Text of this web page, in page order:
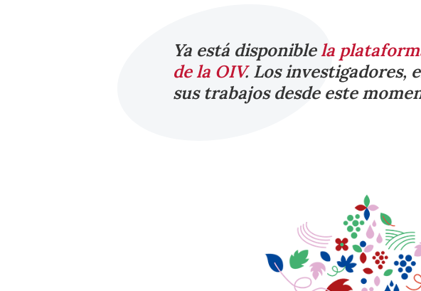
Ya está disponiblela
de la OIV. Los investigadores,
sus trabajos desde este